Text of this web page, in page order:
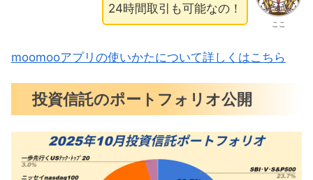
ここ
24時間取引も可能なの！
moomooアプリの使いかたについて詳しくはこちら
投資信託のポートフォリオ公開